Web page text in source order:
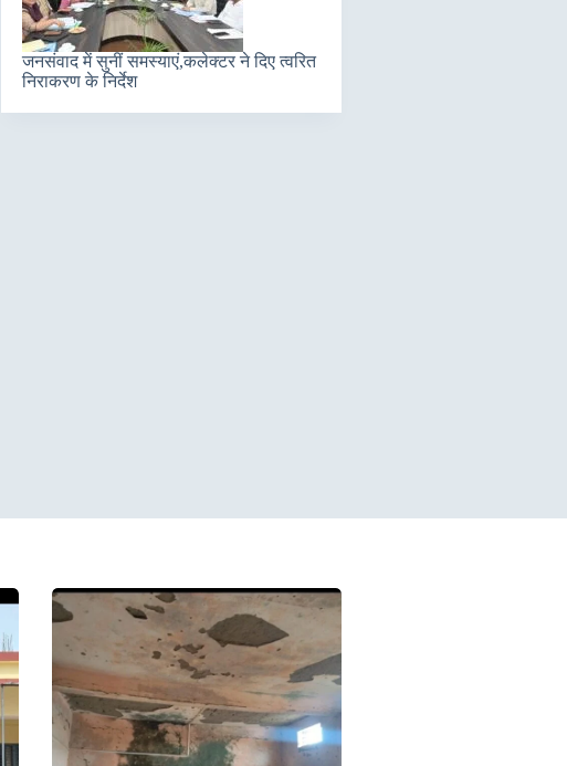
जनसंवाद में सुनीं समस्याएं,कलेक्टर ने दिए त्वरित
निराकरण के निर्देश